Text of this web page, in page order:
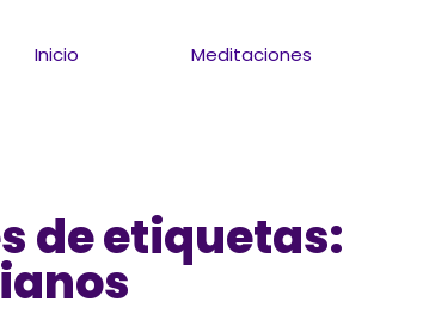
Inicio Meditaciones
de etiquetas: